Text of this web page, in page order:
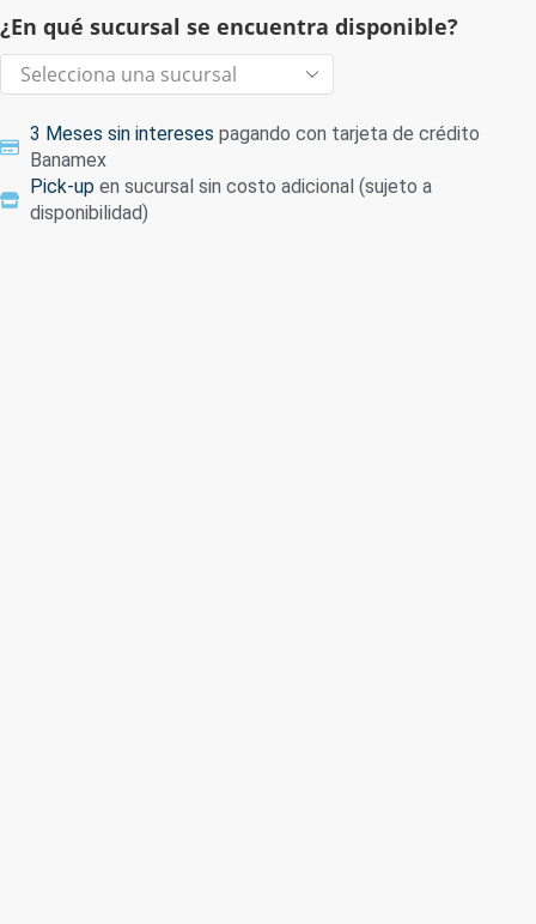
¿En qué sucursal se encuentra disponible?
3 Meses sin intereses pagando con tarjeta de crédito
Banamex
Pick-up en sucursal sin costo adicional (sujeto a
disponibilidad)